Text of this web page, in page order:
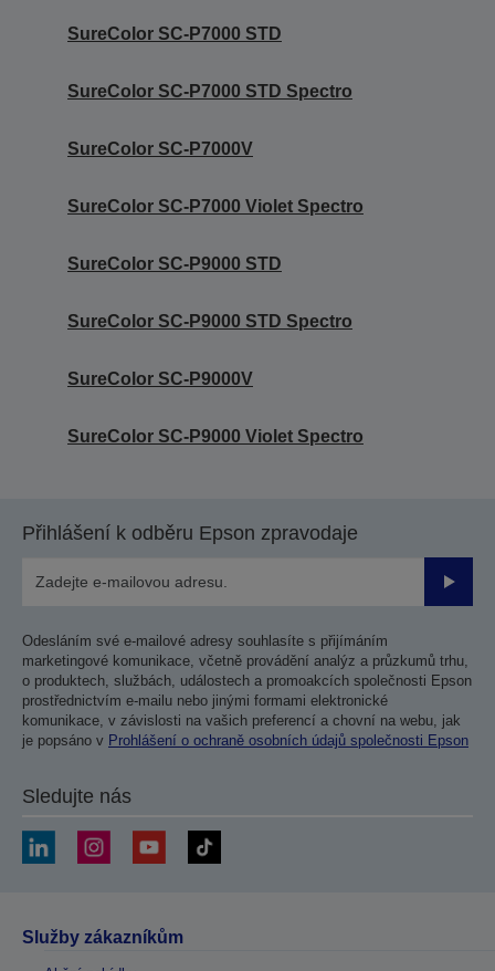
SureColor SC-P7000 STD
SureColor SC-P7000 STD Spectro
SureColor SC-P7000V
SureColor SC-P7000 Violet Spectro
SureColor SC-P9000 STD
SureColor SC-P9000 STD Spectro
SureColor SC-P9000V
SureColor SC-P9000 Violet Spectro
Přihlášení k odběru Epson zpravodaje
Odesláním své e-mailové adresy souhlasíte s přijímáním
marketingové komunikace, včetně provádění analýz a průzkumů trhu,
o produktech, službách, událostech a promoakcích společnosti Epson
prostřednictvím e-mailu nebo jinými formami elektronické
komunikace, v závislosti na vašich preferencí a chovní na webu, jak
je popsáno v Prohlášení o ochraně osobních údajů společnosti Epson
Sledujte nás
Služby zákazníkům